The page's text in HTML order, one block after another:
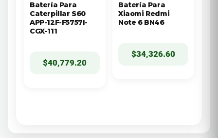
Batería Para
Caterpillar S60
APP-12F-F5757I-
CGX-111
$40,779.20
Batería Para
Xiaomi Redmi
Note 6 BN46
$34,326.60